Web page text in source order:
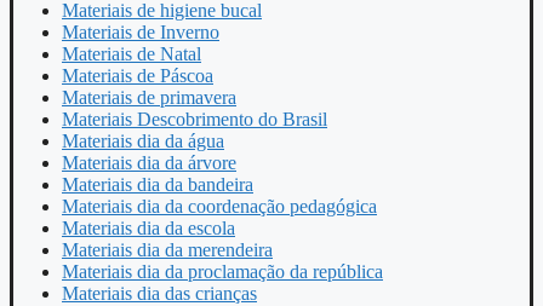
Materiais de higiene bucal
Materiais de Inverno
Materiais de Natal
Materiais de Páscoa
Materiais de primavera
Materiais Descobrimento do Brasil
Materiais dia da água
Materiais dia da árvore
Materiais dia da bandeira
Materiais dia da coordenação pedagógica
Materiais dia da escola
Materiais dia da merendeira
Materiais dia da proclamação da república
Materiais dia das crianças